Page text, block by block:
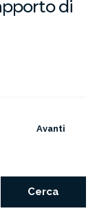
di
Avanti
Cerca